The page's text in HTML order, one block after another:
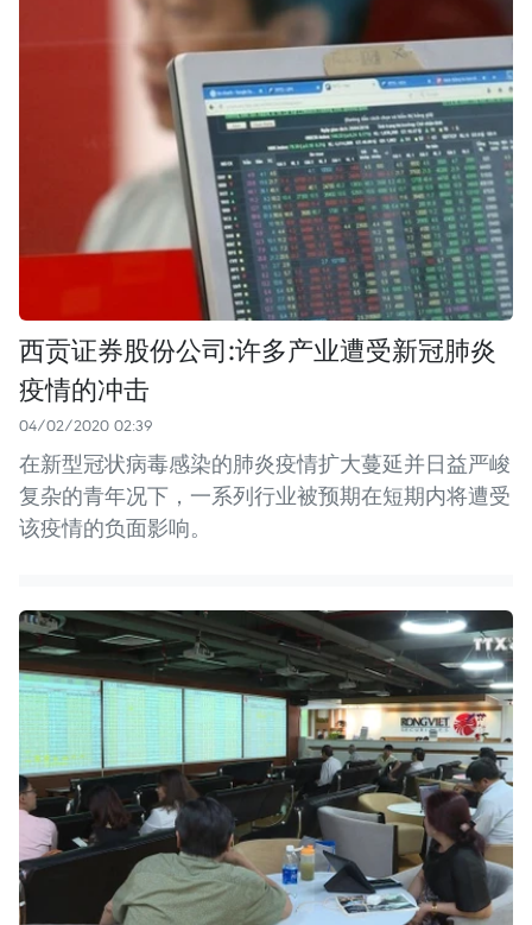
西贡证券股份公司:许多产业遭受新冠肺炎
疫情的冲击
04/02/2020 02:39
在新型冠状病毒感染的肺炎疫情扩大蔓延并日益严峻
复杂的青年况下，一系列行业被预期在短期内将遭受
该疫情的负面影响。